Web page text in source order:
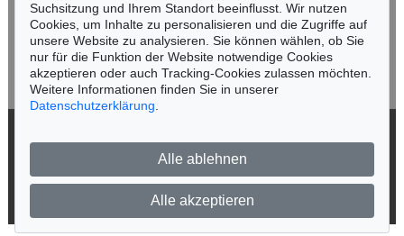
Auktion 435 - Lot 54
Ergebnis:
€ 938
Jetzt zum Newsletter anmelden >
© 2026 Ketterer Kunst GmbH & Co. KG
Impressum
Suchsitzung und Ihrem Standort beeinflusst. Wir nutzen
Cookies, um Inhalte zu personalisieren und die Zugriffe auf
unsere Website zu analysieren. Sie können wählen, ob Sie
nur für die Funktion der Website notwendige Cookies
akzeptieren oder auch Tracking-Cookies zulassen möchten.
Weitere Informationen finden Sie in unserer
Datenschutzerklärung
Alle ablehnen
Alle akzeptieren